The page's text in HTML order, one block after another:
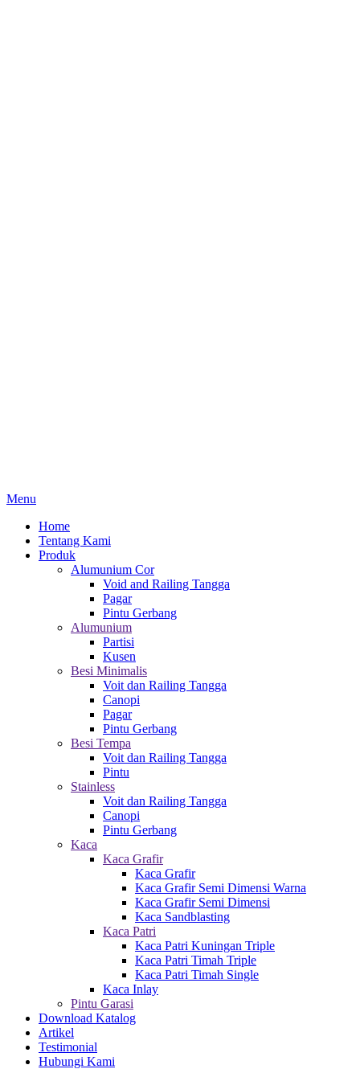
Menu
Home
Tentang Kami
Produk
Alumunium Cor
Void and Railing Tangga
Pagar
Pintu Gerbang
Alumunium
Partisi
Kusen
Besi Minimalis
Voit dan Railing Tangga
Canopi
Pagar
Pintu Gerbang
Besi Tempa
Voit dan Railing Tangga
Pintu
Stainless
Voit dan Railing Tangga
Canopi
Pintu Gerbang
Kaca
Kaca Grafir
Kaca Grafir
Kaca Grafir Semi Dimensi Warna
Kaca Grafir Semi Dimensi
Kaca Sandblasting
Kaca Patri
Kaca Patri Kuningan Triple
Kaca Patri Timah Triple
Kaca Patri Timah Single
Kaca Inlay
Pintu Garasi
Download Katalog
Artikel
Testimonial
Hubungi Kami